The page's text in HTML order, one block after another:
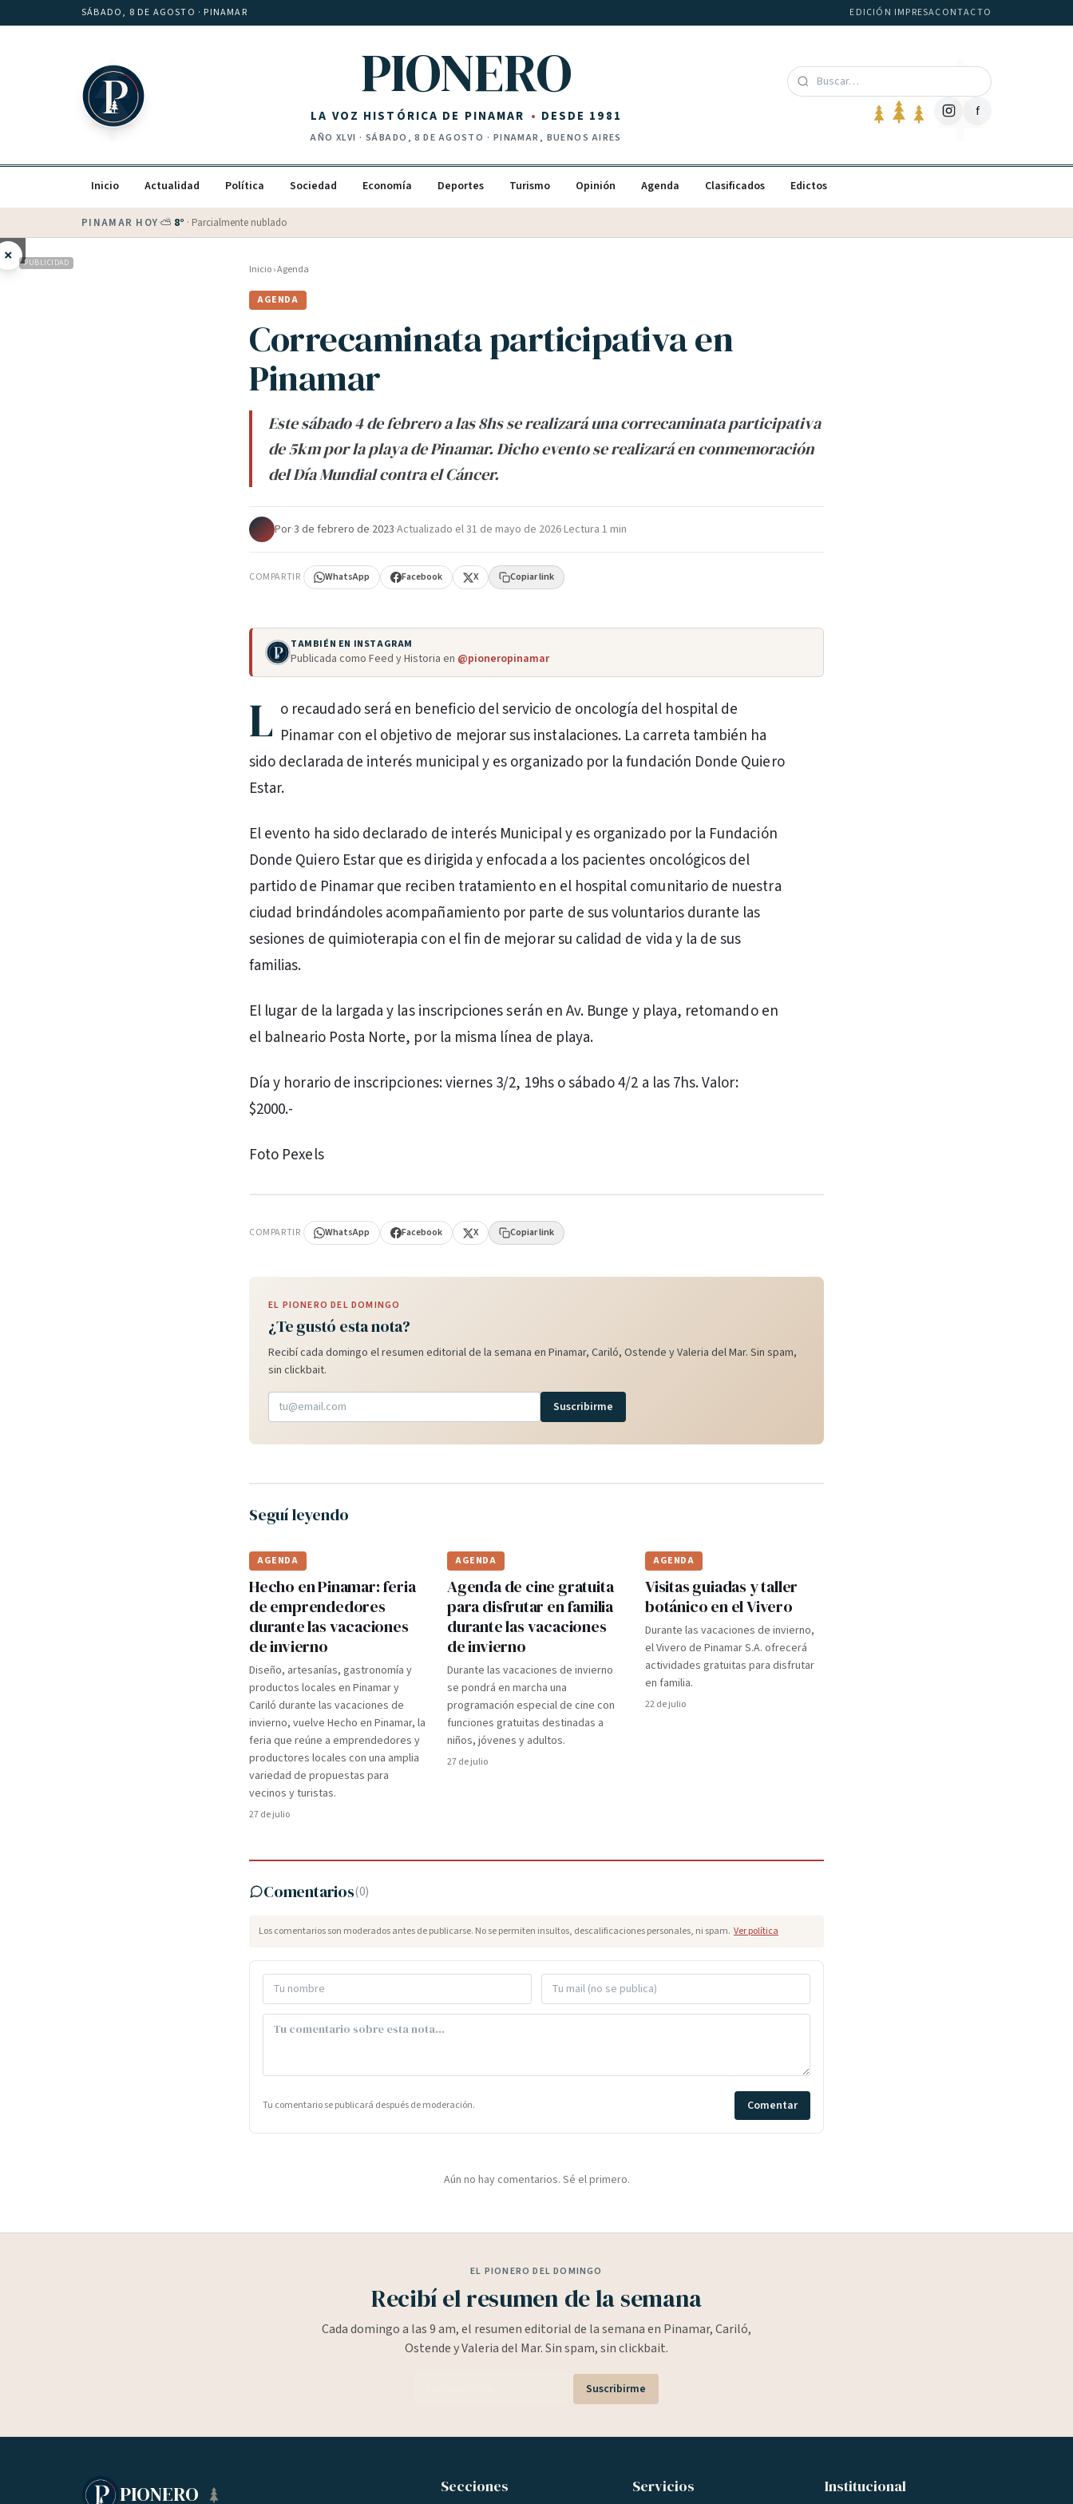
Saltar al contenidoSÁBADO, 8 DE AGOSTO · PINAMAR EDICIÓN IMPRESACONTACTO
PIONERO
LA VOZ HISTÓRICA DE PINAMAR DESDE 1981
AÑO XLVI · SÁBADO, 8 DE AGOSTO · PINAMAR, BUENOS AIRES
f
Inicio Actualidad Política Sociedad Economía Deportes Turismo Opinión Agenda Clasificados Edictos
PINAMAR HOY·💵 Dólar blue$1525 · oficial $
× PUBLICIDAD Inicio›Agenda
AGENDA
Correcaminata participativa en
Pinamar
Este sábado 4 de febrero a las 8hs se realizará una correcaminata participativa
de 5km por la playa de Pinamar. Dicho evento se realizará en conmemoración
del Día Mundial contra el Cáncer.
Por·3 de febrero de 2023·Actualizado el31 de mayo de 2026·Lectura 1 min
COMPARTIR WhatsApp Facebook X Copiar link
TAMBIÉN EN INSTAGRAM
Publicada como Feed y Historia en @pioneropinamar
L o recaudado será en beneficio del servicio de oncología del hospital de
Pinamar con el objetivo de mejorar sus instalaciones. La carreta también ha
sido declarada de interés municipal y es organizado por la fundación Donde Quiero
Estar.
El evento ha sido declarado de interés Municipal y es organizado por la Fundación
Donde Quiero Estar que es dirigida y enfocada a los pacientes oncológicos del
partido de Pinamar que reciben tratamiento en el hospital comunitario de nuestra
ciudad brindándoles acompañamiento por parte de sus voluntarios durante las
sesiones de quimioterapia con el fin de mejorar su calidad de vida y la de sus
familias.
El lugar de la largada y las inscripciones serán en Av. Bunge y playa, retomando en
el balneario Posta Norte, por la misma línea de playa.
Día y horario de inscripciones: viernes 3/2, 19hs o sábado 4/2 a las 7hs. Valor:
$2000.-
Foto Pexels
COMPARTIR WhatsApp Facebook X Copiar link
EL PIONERO DEL DOMINGO
¿Te gustó esta nota?
Recibí cada domingo el resumen editorial de la semana en Pinamar, Cariló, Ostende y Valeria del Mar. Sin spam,
sin clickbait.
Suscribirme
Seguí leyendo
AGENDA
Hecho en Pinamar: feria
de emprendedores
durante las vacaciones
de invierno
Diseño, artesanías, gastronomía y
productos locales en Pinamar y
Cariló durante las vacaciones de
invierno, vuelve Hecho en Pinamar, la
feria que reúne a emprendedores y
productores locales con una amplia
variedad de propuestas para
vecinos y turistas.
27 de julio
AGENDA
Agenda de cine gratuita
para disfrutar en familia
durante las vacaciones
de invierno
Durante las vacaciones de invierno
se pondrá en marcha una
programación especial de cine con
funciones gratuitas destinadas a
niños, jóvenes y adultos.
27 de julio
AGENDA
Visitas guiadas y taller
botánico en el Vivero
Durante las vacaciones de invierno,
el Vivero de Pinamar S.A. ofrecerá
actividades gratuitas para disfrutar
en familia.
22 de julio
Comentarios(0)
Los comentarios son moderados antes de publicarse. No se permiten insultos, descalificaciones personales, ni spam. Ver política
Tu comentario se publicará después de moderación. Comentar
Aún no hay comentarios. Sé el primero.
EL PIONERO DEL DOMINGO
Recibí el resumen de la semana
Cada domingo a las 9 am, el resumen editorial de la semana en Pinamar, Cariló,
Ostende y Valeria del Mar. Sin spam, sin clickbait.
Suscribirme
PIONERO Secciones Servicios Institucional